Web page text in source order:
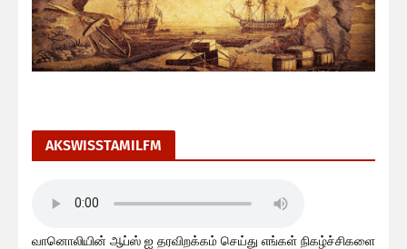
AKSWISSTAMILFM
வானொலியின் ஆப்ஸ் ஐ தரவிறக்கம் செய்து எங்கள் நிகழ்ச்சிகளை